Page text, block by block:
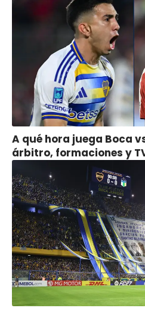
A qué hora juega Boca
árbitro, formaciones y